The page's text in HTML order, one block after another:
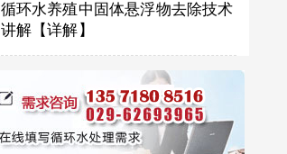
循环水养殖中固体悬浮物去除技术
讲解【详解】